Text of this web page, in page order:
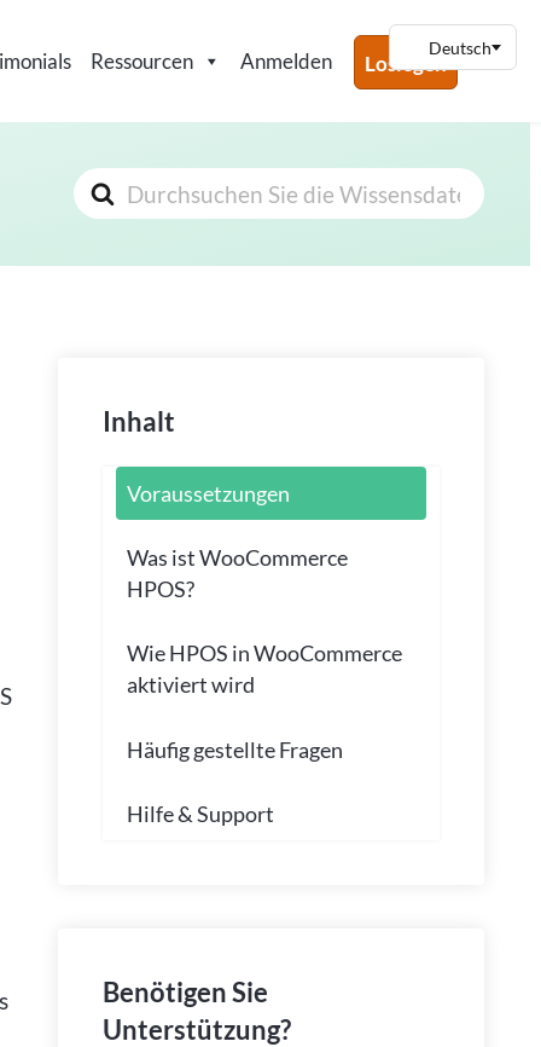
Ressourcen Anmelden Loslegen
Suchen
nach
Inhalt
Voraussetzungen
Was ist WooCommerce
HPOS?
Wie HPOS in WooCommerce
aktiviert wird
Häufig gestellte Fragen
Hilfe & Support
Benötigen Sie
Unterstützung?